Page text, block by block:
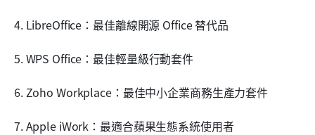
4. LibreOffice：最佳離線開源 Office 替代品
5. WPS Office：最佳輕量級行動套件
6. Zoho Workplace：最佳中小企業商務生產力套件
7. Apple iWork：最適合蘋果生態系統使用者